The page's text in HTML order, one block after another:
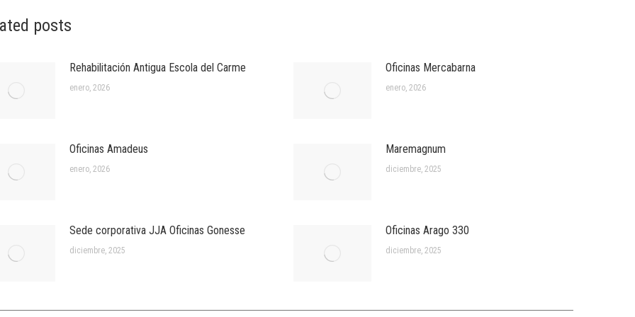
posts
Rehabilitación Antigua Escola del Carme
enero, 2026
Oficinas Mercabarna
enero, 2026
Oficinas Amadeus
enero, 2026
Maremagnum
diciembre, 2025
Sede corporativa JJA Oficinas Gonesse
diciembre, 2025
Oficinas Arago 330
diciembre, 2025